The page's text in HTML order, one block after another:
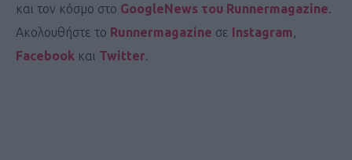
και τον κόσμο στο GoogleNews του Runnermagazine.
Ακολουθήστε το Runnermagazine σε Instagram,
Facebook και Twitter.